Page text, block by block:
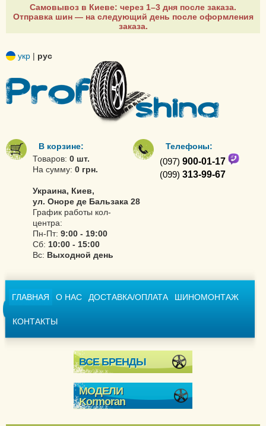
Самовывоз в Киеве: через 1–3 дня после заказа.
Отправка шин — на следующий день после оформления
заказа.
укр | рус
В корзине:
Товаров: 0 шт.
На сумму: 0 грн.
Украина, Киев,
ул. Оноре де Бальзака 28
График работы кол-
центра:
Пн-Пт: 9:00 - 19:00
Сб: 10:00 - 15:00
Вс: Выходной день
Телефоны:
(097) 900-01-17
(099) 313-99-67
ГЛАВНАЯ О НАС ДОСТАВКА/ОПЛАТА ШИНОМОНТАЖ
КОНТАКТЫ
ВСЕ БРЕНДЫ
МОДЕЛИ
Kormoran